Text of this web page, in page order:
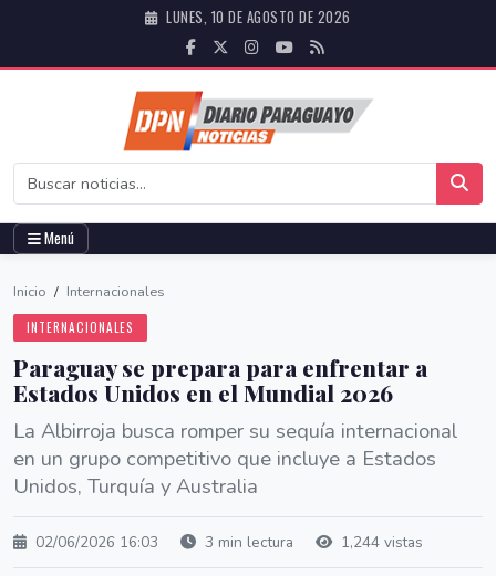
LUNES, 10 DE AGOSTO DE 2026
Menú
Inicio / Internacionales
INTERNACIONALES
Paraguay se prepara para enfrentar a
Estados Unidos en el Mundial 2026
La Albirroja busca romper su sequía internacional
en un grupo competitivo que incluye a Estados
Unidos, Turquía y Australia
02/06/2026 16:03 3 min lectura 1,244 vistas